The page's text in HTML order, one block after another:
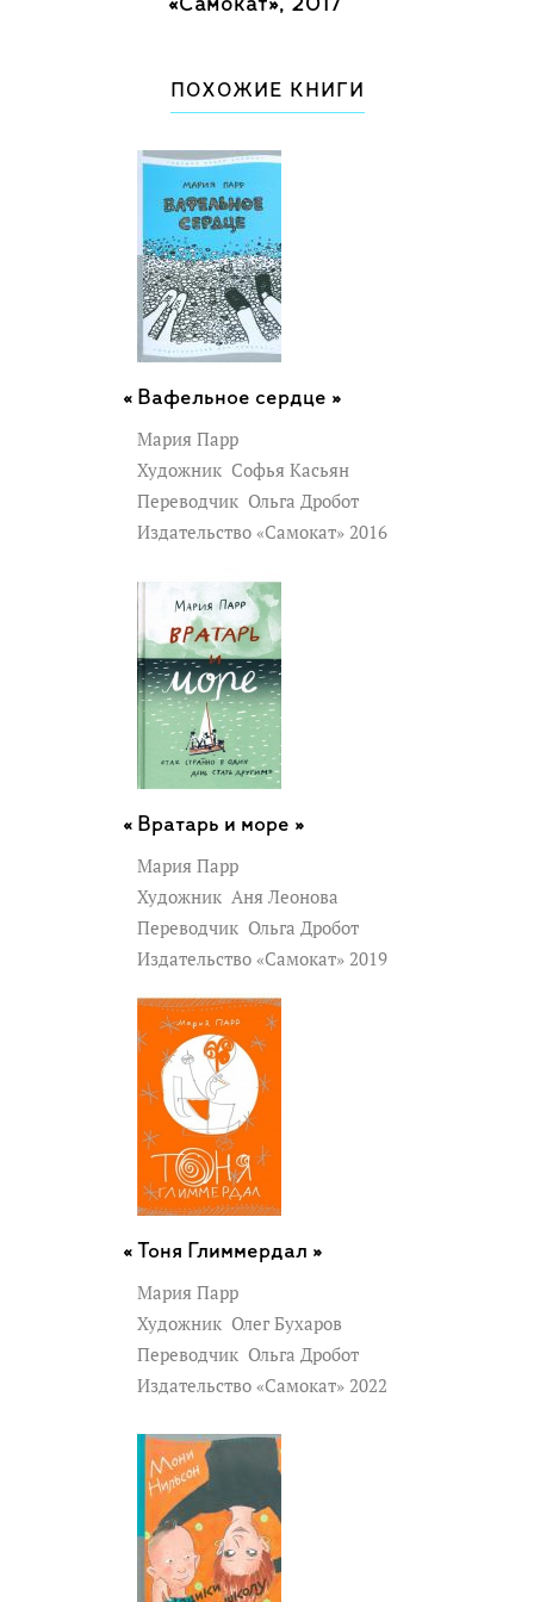
Для младшего и среднего школьного
«Самокат», 2017
ПОХОЖИЕ КНИГИ
Вафельное сердце »
Мария Парр
Художник Софья Касьян
Переводчик Ольга Дробот
Издательство «Самокат» 2016
Вратарь и море »
Мария Парр
Художник Аня Леонова
Переводчик Ольга Дробот
Издательство «Самокат» 2019
Тоня Глиммердал »
Мария Парр
Художник Олег Бухаров
Переводчик Ольга Дробот
Издательство «Самокат» 2022